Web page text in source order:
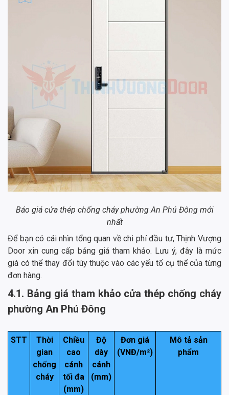
Báo giá cửa thép chống cháy phường An Phú Đông mới
nhất
Để bạn có cái nhìn tổng quan về chi phí đầu tư, Thịnh Vượng
Door xin cung cấp bảng giá tham khảo. Lưu ý, đây là mức
giá có thể thay đổi tùy thuộc vào các yếu tố cụ thể của từng
đơn hàng.
4.1. Bảng giá tham khảo cửa thép chống cháy
phường An Phú Đông
STT
Thời
gian
chống
cháy
Chiều
cao
cánh
tối đa
(mm)
Độ
dày
cánh
(mm)
Đơn giá
(VNĐ/m²)
Mô tả sản
phẩm